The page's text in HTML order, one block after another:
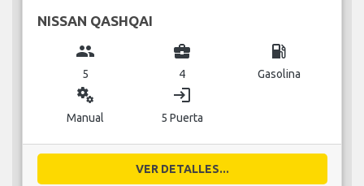
NISSAN QASHQAI
group
5
business_center
4
local_gas_station
Gasolina
miscellaneous_services
Manual
login
5 Puerta
VER DETALLES...